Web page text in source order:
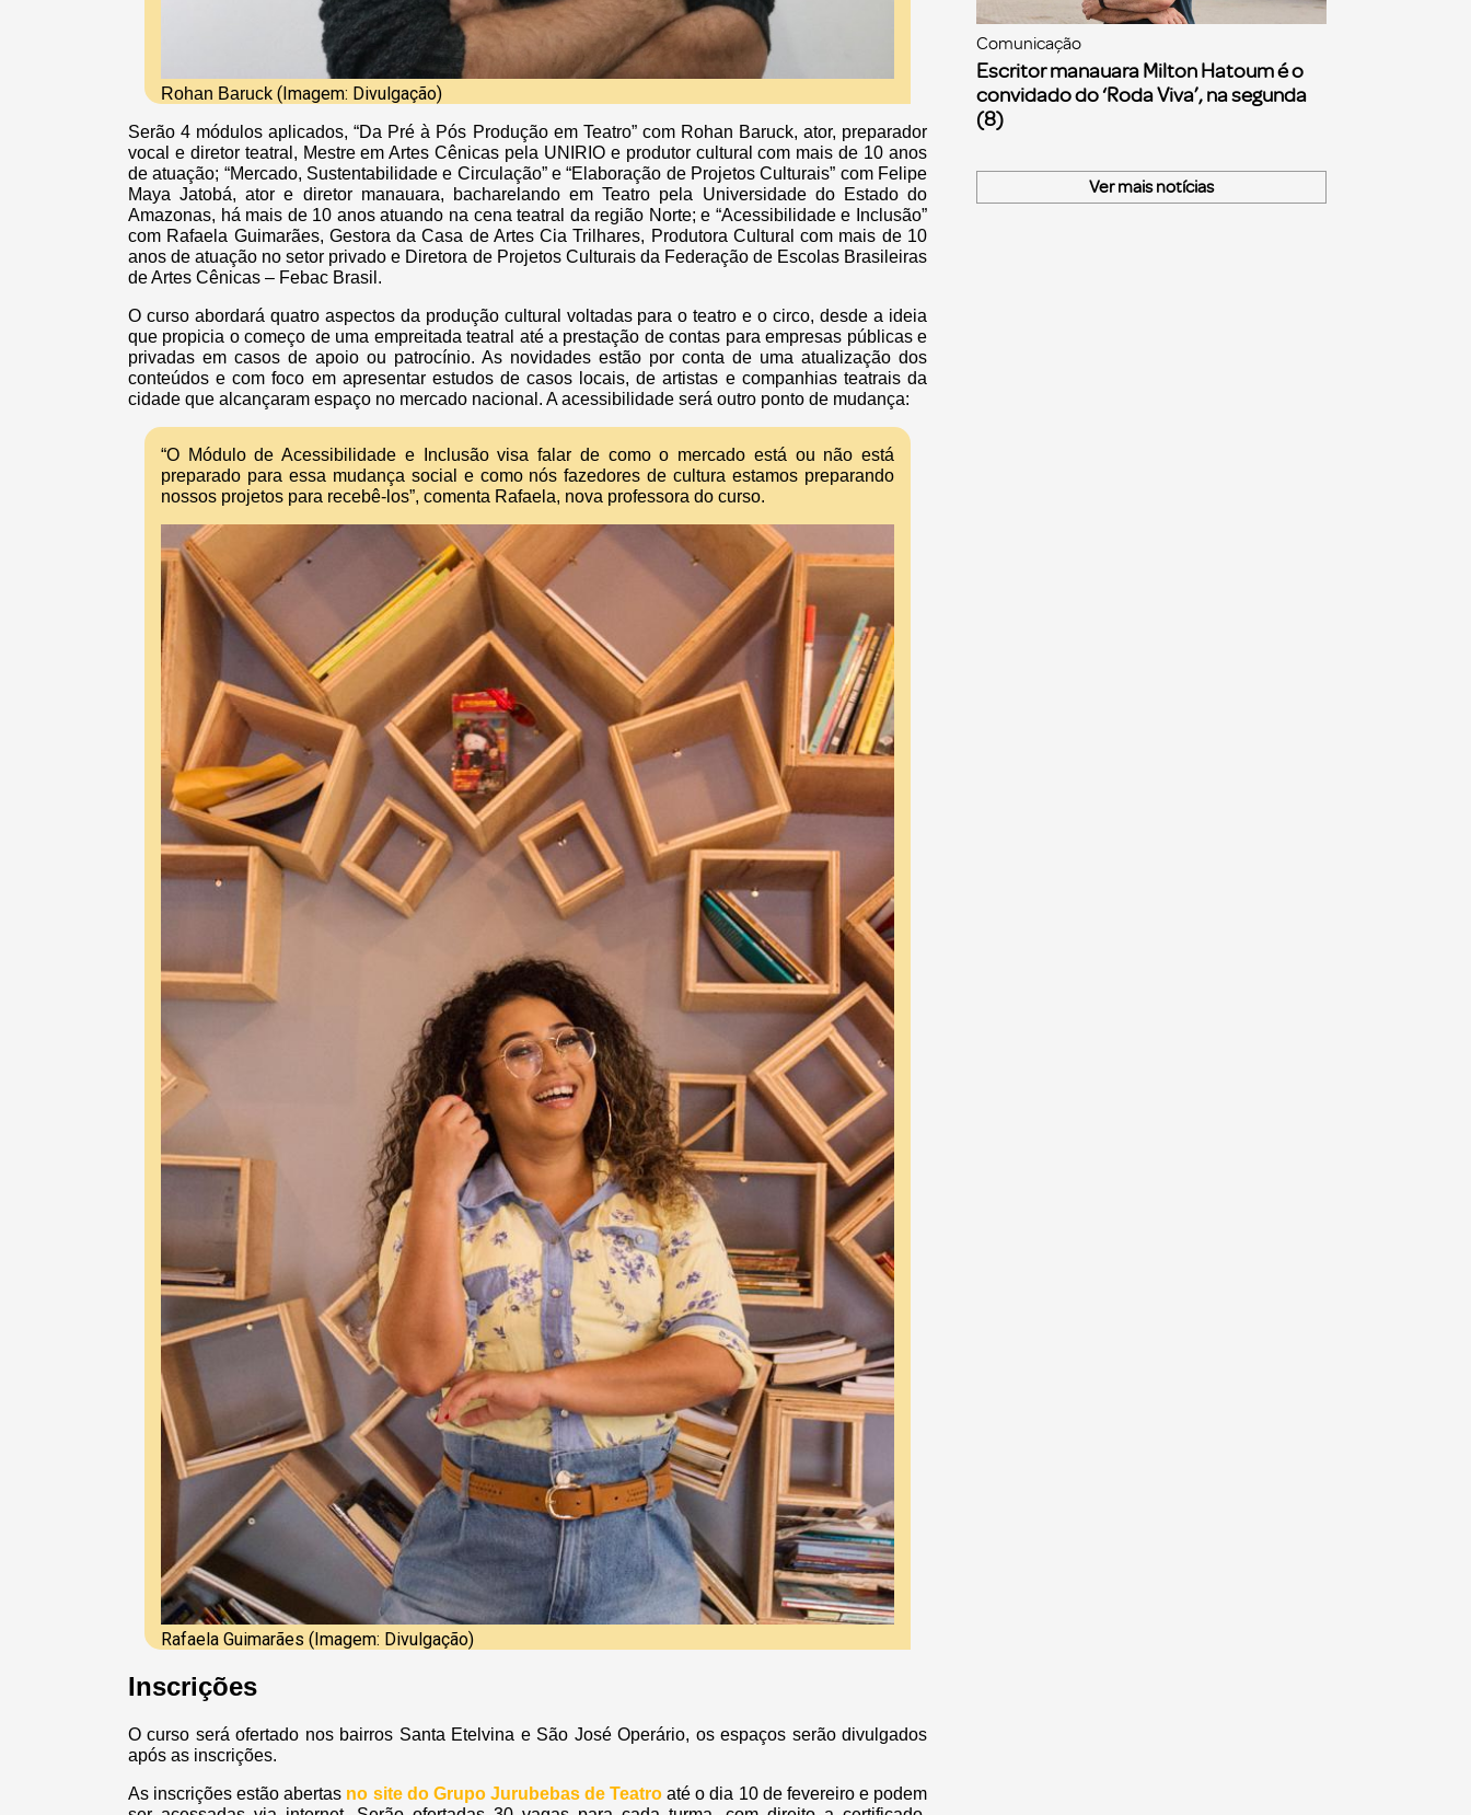
Rohan Baruck (Imagem: Divulgação)
Serão 4 módulos aplicados, “Da Pré à Pós Produção em Teatro” com Rohan Baruck, ator, preparador
vocal e diretor teatral, Mestre em Artes Cênicas pela UNIRIO e produtor cultural com mais de 10 anos
de atuação; “Mercado, Sustentabilidade e Circulação” e “Elaboração de Projetos Culturais” com Felipe
Maya Jatobá, ator e diretor manauara, bacharelando em Teatro pela Universidade do Estado do
Amazonas, há mais de 10 anos atuando na cena teatral da região Norte; e “Acessibilidade e Inclusão”
com Rafaela Guimarães, Gestora da Casa de Artes Cia Trilhares, Produtora Cultural com mais de 10
anos de atuação no setor privado e Diretora de Projetos Culturais da Federação de Escolas Brasileiras
de Artes Cênicas – Febac Brasil.
O curso abordará quatro aspectos da produção cultural voltadas para o teatro e o circo, desde a ideia
que propicia o começo de uma empreitada teatral até a prestação de contas para empresas públicas e
privadas em casos de apoio ou patrocínio. As novidades estão por conta de uma atualização dos
conteúdos e com foco em apresentar estudos de casos locais, de artistas e companhias teatrais da
cidade que alcançaram espaço no mercado nacional. A acessibilidade será outro ponto de mudança:
“O Módulo de Acessibilidade e Inclusão visa falar de como o mercado está ou não está
preparado para essa mudança social e como nós fazedores de cultura estamos preparando
nossos projetos para recebê-los”, comenta Rafaela, nova professora do curso.
Rafaela Guimarães (Imagem: Divulgação)
Inscrições
O curso será ofertado nos bairros Santa Etelvina e São José Operário, os espaços serão divulgados
após as inscrições.
As inscrições estão abertas no site do Grupo Jurubebas de Teatro até o dia 10 de fevereiro e podem
Comunicação
Escritor manauara Milton Hatoum é o
convidado do ‘Roda Viva’, na segunda
(8)
Ver mais notícias